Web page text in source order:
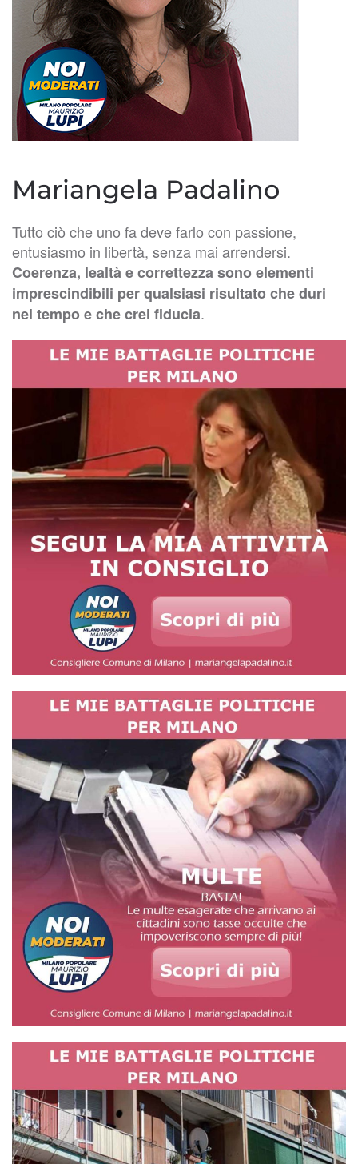
Mariangela Padalino
Tutto ciò che uno fa deve farlo con passione,
entusiasmo in libertà, senza mai arrendersi.
Coerenza, lealtà e correttezza sono elementi
imprescindibili per qualsiasi risultato che duri
nel tempo e che crei fiducia.